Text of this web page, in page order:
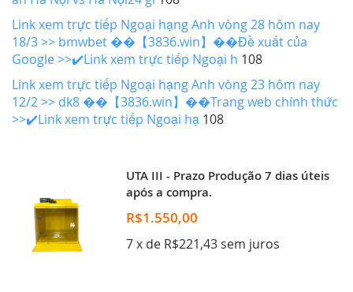
Link xem trực tiếp Ngoại hạng Anh vòng 28 hôm nay
18/3 >> bmwbet ��【3836.win】��Đề xuất của
Google >>✔️Link xem trực tiếp Ngoại h 108
Link xem trực tiếp Ngoại hạng Anh vòng 23 hôm nay
12/2 >> dk8 ��【3836.win】��Trang web chính thức
>>✔️Link xem trực tiếp Ngoại hạ 108
UTA III - Prazo Produção 7 dias úteis
após a compra.
R$1.550,00
7 x de R$221,43 sem juros